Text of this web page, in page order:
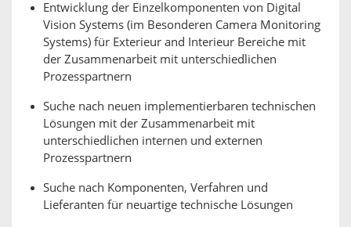
Entwicklung der Einzelkomponenten von Digital
Vision Systems (im Besonderen Camera Monitoring
Systems) für Exterieur and Interieur Bereiche mit
der Zusammenarbeit mit unterschiedlichen
Prozesspartnern
Suche nach neuen implementierbaren technischen
Lösungen mit der Zusammenarbeit mit
unterschiedlichen internen und externen
Prozesspartnern
Suche nach Komponenten, Verfahren und
Lieferanten für neuartige technische Lösungen